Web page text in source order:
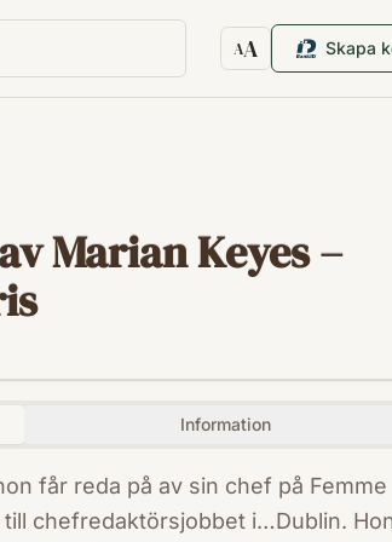
AA
Textstorlek
Skapa
Marian Keyes –
Information
får reda på av sin chef på Femme
chefredaktörsjobbet i…Dublin.